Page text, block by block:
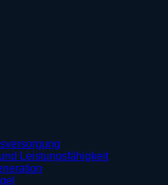
Leistungsfähigkeit